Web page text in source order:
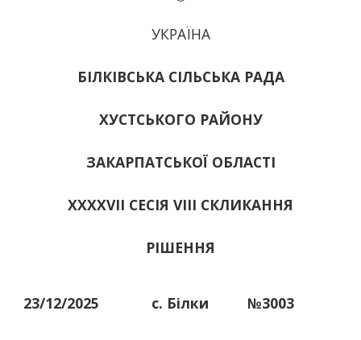
УКРАЇНА
БІЛКІВСЬКА СІЛЬСЬКА РАДА
ХУСТСЬКОГО РАЙОНУ
ЗАКАРПАТСЬКОЇ ОБЛАСТІ
ХХХХVІІ СЕСІЯ VIII СКЛИКАННЯ
РІШЕННЯ
23/12/2025 с. Білки №3003